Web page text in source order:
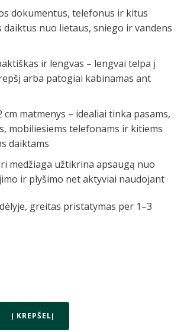
dokumentus, telefonus ir kitus
nuo lietaus, sniego ir vandens
ir lengvas – lengvai telpa į
arba patogiai kabinamas ant
cm matmenys – idealiai tinka pasams,
mobiliesiems telefonams ir kitiems
daiktams
medžiaga užtikrina apsaugą nuo
ir plyšimo net aktyviai naudojant
greitas pristatymas per 1–3
Į KREPŠELĮ